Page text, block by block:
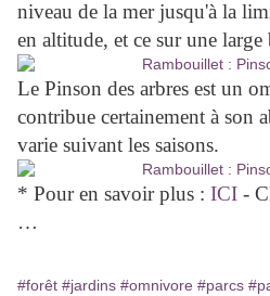
niveau de la mer jusqu'à la
en altitude, et ce sur une
Le Pinson des arbres est un
contribue certainement à son
varie suivant les saisons.
* Pour en savoir plus : ICI -
…
#forêt #jardins #omnivore #parcs